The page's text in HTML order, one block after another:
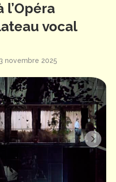
l’Opéra
vocal
novembre 2025